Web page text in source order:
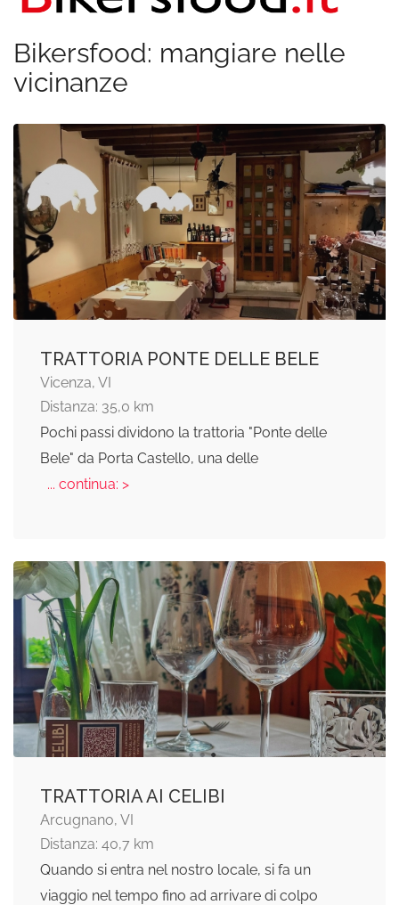
Bikersfood: mangiare nelle
vicinanze
TRATTORIA PONTE DELLE BELE
Vicenza, VI
Distanza: 35,0 km
Pochi passi dividono la trattoria "Ponte delle
Bele" da Porta Castello, una delle
... continua: >
TRATTORIA AI CELIBI
Arcugnano, VI
Distanza: 40,7 km
Quando si entra nel nostro locale, si fa un
viaggio nel tempo fino ad arrivare di colpo